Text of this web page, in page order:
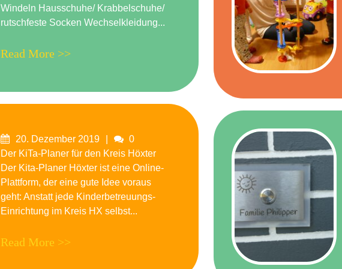
Windeln Hausschuhe/ Krabbelschuhe/
rutschfeste Socken Wechselkleidung...
Read More >>
Posted
on
20. Dezember 2019 Comments
0
Der KiTa-Planer für den Kreis Höxter
Der Kita-Planer Höxter ist eine Online-
Plattform, der eine gute Idee voraus
geht: Anstatt jede Kinderbetreuungs-
Einrichtung im Kreis HX selbst...
Read More >>